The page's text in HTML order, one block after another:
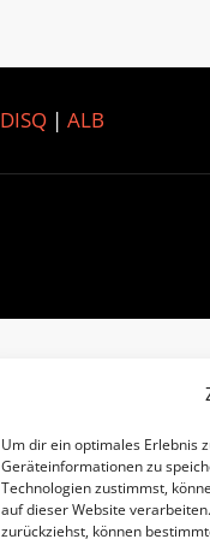
Um dir ein optimales Erlebnis
Geräteinformationen zu
Technologien zustimmst,
auf dieser Website
zurückziehst, können
DISQ| ALB